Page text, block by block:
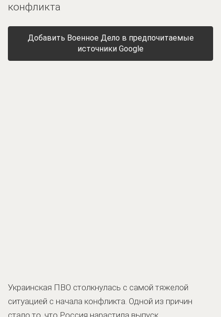
конфликта
Добавить Военное Дело в предпочитаемые
источники Google
Украинская ПВО столкнулась с самой тяжелой
ситуацией с начала конфликта. Одной из причин
стало то, что Россия нарастила выпуск